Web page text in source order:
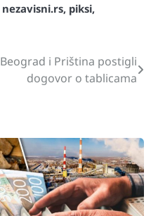
nezavisni.rs, piksi,
Beograd i Priština postigli
dogovor o tablicama